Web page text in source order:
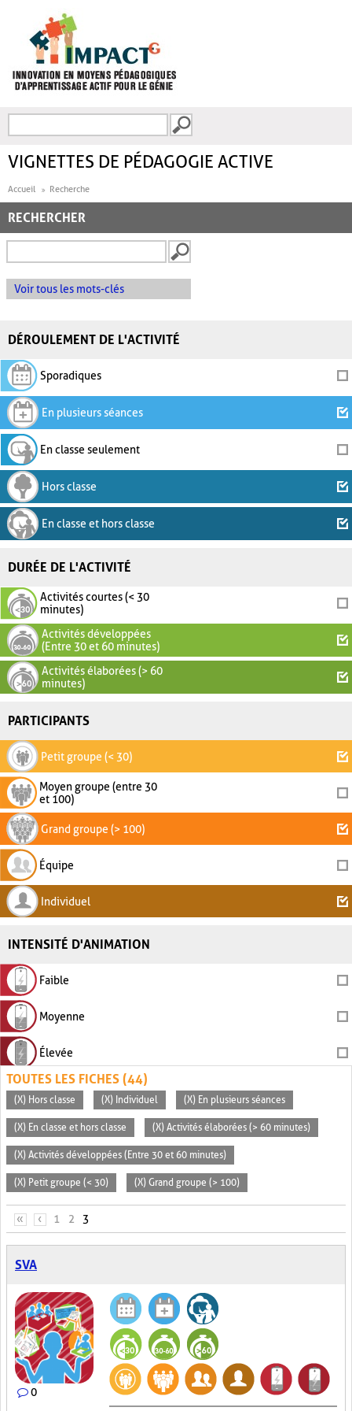
FORMULAIRE DE
VIGNETTES DE PÉDAGOGIE ACTIVE
Accueil Recherche
RECHERCHER
Voir tous les mots-clés
DÉROULEMENT DE L'ACTIVITÉ
Sporadiques
En plusieurs séances
En classe seulement
Hors classe
En classe et hors classe
DURÉE DE L'ACTIVITÉ
Activités courtes (< 30
minutes)
Activités développées
(Entre 30 et 60 minutes)
Activités élaborées (> 60
minutes)
PARTICIPANTS
Petit groupe (< 30)
Moyen groupe (entre 30
et 100)
Grand groupe (> 100)
Équipe
Individuel
INTENSITÉ D'ANIMATION
Faible
Moyenne
Élevée
TOUTES LES FICHES (44)
(X) Hors classe (X) Individuel (X) En plusieurs séances
(X) En classe et hors classe (X) Activités élaborées (> 60 minutes)
(X) Activités développées (Entre 30 et 60 minutes)
(X) Petit groupe (< 30) (X) Grand groupe (> 100)
PAGES
« ‹ 1 2 3
SVA
0